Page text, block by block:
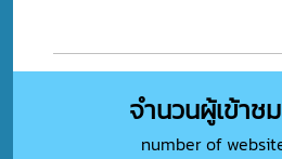
จำนวนผู้เข้าช
number of